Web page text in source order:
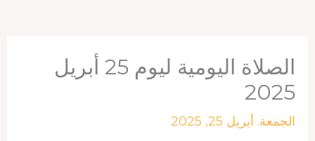
الصلاة اليومية ليوم 25 أبريل
2025
الجمعة. أبريل 25, 2025